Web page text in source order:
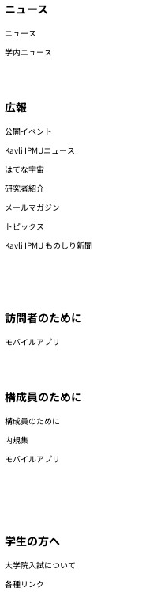
ニュース
ニュース
学内ニュース
広報
公開イベント
Kavli IPMUニュース
はてな宇宙
研究者紹介
メールマガジン
トピックス
Kavli IPMU ものしり新聞
訪問者のために
モバイルアプリ
構成員のために
構成員のために
内規集
モバイルアプリ
学生の方へ
大学院入試について
各種リンク